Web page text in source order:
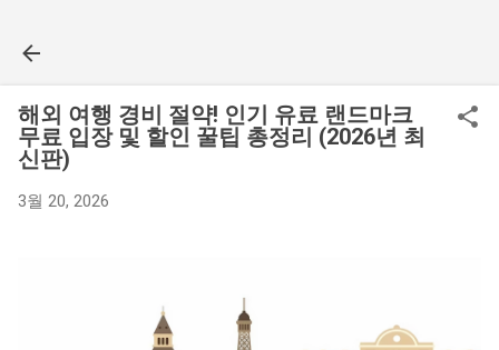
해외 여행 경비 절약! 인기 유료 랜드마크
무료 입장 및 할인 꿀팁 총정리 (2026년 최
신판)
3월 20, 2026